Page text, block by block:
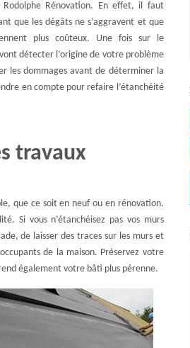
Rénovation. En effet, il faut
que les dégâts ne s’aggravent et que
plus coûteux. Une fois sur le
détecter l’origine de votre problème
les dommages avant de déterminer la
en compte pour refaire l’étanchéité
travaux
que ce soit en neuf ou en rénovation.
Si vous n’étanchéisez pas vos murs
de laisser des traces sur les murs et
de la maison. Préservez votre
également votre bâti plus pérenne.